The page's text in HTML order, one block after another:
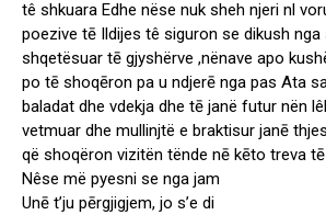
tê shkuara Edhe nëse nuk sheh njeri nl
poezive tē Ildijes tê siguron se dikush nga
shqetësuar tē gjyshërve ,nënave apo
po tē shoqēron pa u ndjerē nga pas Ata
baladat dhe vdekja dhe tē janë futur nën
vetmuar dhe mullinjtë e braktisur janē
që shoqëron vizitën tënde nē kēto treva
Nêse më pyesni se nga jam
Unē t’ju pērgjigjem, jo s’e di